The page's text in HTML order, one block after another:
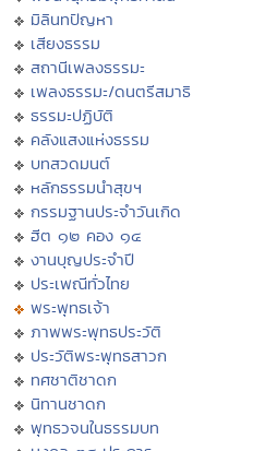
มิลินทปัญหา
เสียงธรรม
สถานีเพลงธรรมะ
เพลงธรรมะ/ดนตรีสมาธิ
ธรรมะปฏิบัติ
คลังแสงแห่งธรรม
บทสวดมนต์
หลักธรรมนำสุขฯ
กรรมฐานประจำวันเกิด
ฮีต ๑๒ คอง ๑๔
งานบุญประจำปี
ประเพณีทั่วไทย
พระพุทธเจ้า
ภาพพระพุทธประวัติ
ประวัติพระพุทธสาวก
ทศชาติชาดก
นิทานชาดก
พุทธวจนในธรรมบท